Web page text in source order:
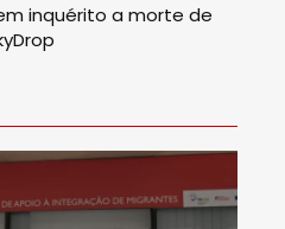
inquérito a morte de